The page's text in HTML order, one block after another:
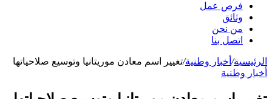
فرص عمل
وثائق
من نحن
اتصل بنا
الرئيسية/ أخبار وطنية/تغيير اسم معادن موريتانيا وتوسيع صلاحياتها
أخبار وطنية